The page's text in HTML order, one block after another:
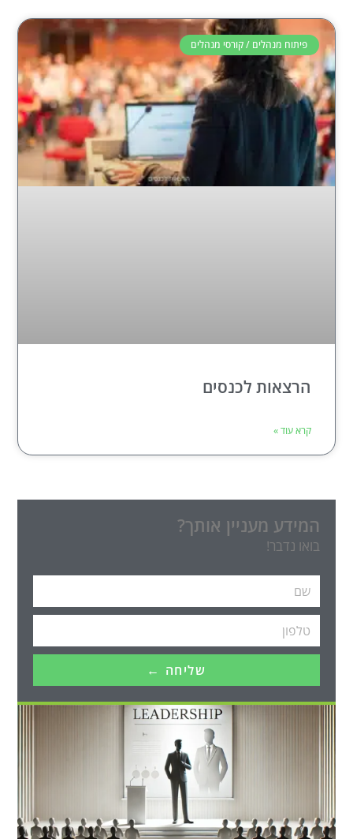
פיתוח מנהלים / קורסי מנהלים
הרצאות לכנסים
קרא עוד »
המידע מעניין אותך?
בואו נדבר!
שליחה ←